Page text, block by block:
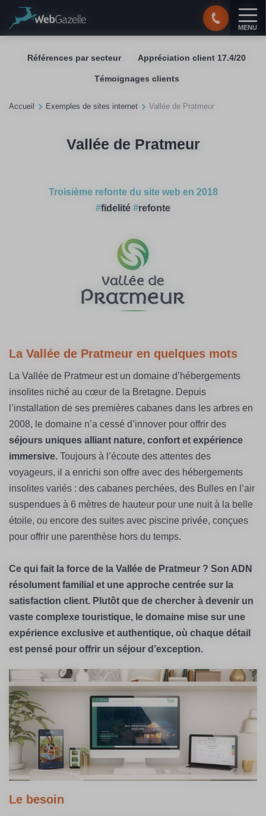
MENU
Références par secteur Appréciation client 17.4/20
Témoignages clients
Accueil Exemples de sites internet Vallée de Pratmeur
Vallée de Pratmeur
Troisième refonte du site web en 2018
#fidelité #refonte
La Vallée de Pratmeur en quelques mots
La Vallée de Pratmeur est un domaine d’hébergements
insolites niché au cœur de la Bretagne. Depuis
l’installation de ses premières cabanes dans les arbres en
2008, le domaine n’a cessé d’innover pour offrir des
séjours uniques alliant nature, confort et expérience
immersive. Toujours à l’écoute des attentes des
voyageurs, il a enrichi son offre avec des hébergements
insolites variés : des cabanes perchées, des Bulles en l’air
suspendues à 6 mètres de hauteur pour une nuit à la belle
étoile, ou encore des suites avec piscine privée, conçues
pour offrir une parenthèse hors du temps.
Ce qui fait la force de la Vallée de Pratmeur ? Son ADN
résolument familial et une approche centrée sur la
satisfaction client. Plutôt que de chercher à devenir un
vaste complexe touristique, le domaine mise sur une
expérience exclusive et authentique, où chaque détail
est pensé pour offrir un séjour d’exception.
Le besoin
Panneau de gestion des cookies